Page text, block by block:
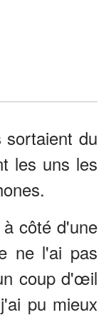
sortaient du
les uns les
côté d'une
ne l'ai pas
coup d'œil
pu mieux